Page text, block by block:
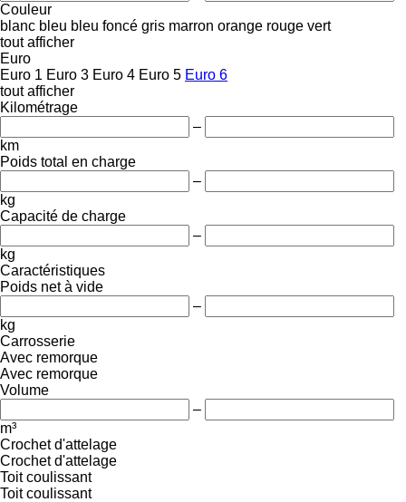
Couleur
blanc bleu bleu foncé gris marron orange rouge vert
tout afficher
Euro
Euro 1 Euro 3 Euro 4 Euro 5 Euro 6
tout afficher
Kilométrage
–
km
Poids total en charge
–
kg
Capacité de charge
–
kg
Caractéristiques
Poids net à vide
–
kg
Carrosserie
Avec remorque
Avec remorque
Volume
–
m³
Crochet d'attelage
Crochet d'attelage
Toit coulissant
Toit coulissant